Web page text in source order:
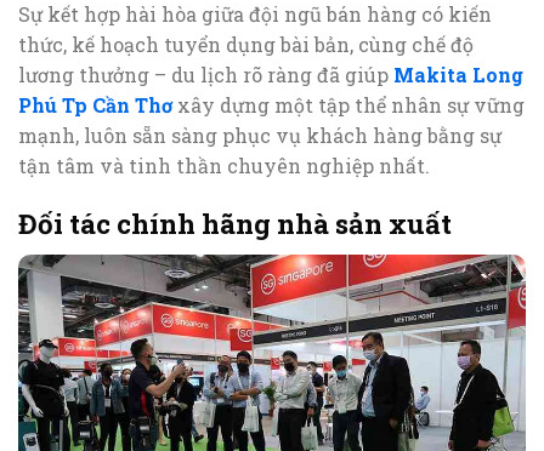
Sự kết hợp hài hòa giữa đội ngũ bán hàng có kiến
thức, kế hoạch tuyển dụng bài bản, cùng chế độ
lương thưởng – du lịch rõ ràng đã giúp Makita Long
Phú Tp Cần Thơxây dựng một tập thể nhân sự vững
mạnh, luôn sẵn sàng phục vụ khách hàng bằng sự
tận tâm và tinh thần chuyên nghiệp nhất.
Đối tác chính hãng nhà sản xuất